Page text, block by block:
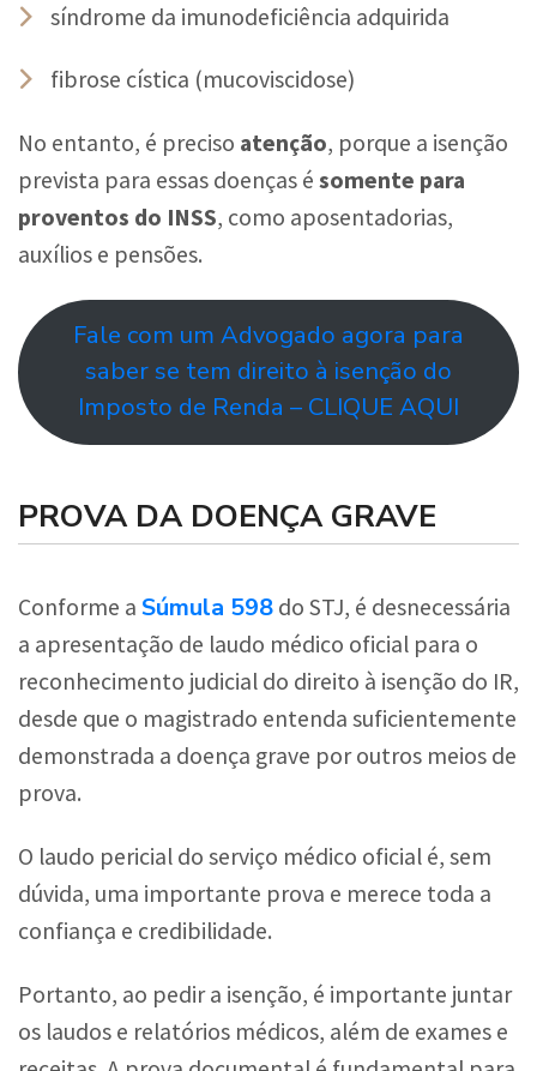
síndrome da imunodeficiência adquirida
fibrose cística (mucoviscidose)
No entanto, é preciso atenção, porque a isenção
prevista para essas doenças é somente para
proventos do INSS, como aposentadorias,
auxílios e pensões.
Fale com um Advogado agora para
saber se tem direito à isenção do
Imposto de Renda – CLIQUE AQUI
PROVA DA DOENÇA GRAVE
Conforme a Súmula 598 do STJ, é desnecessária
a apresentação de laudo médico oficial para o
reconhecimento judicial do direito à isenção do IR,
desde que o magistrado entenda suficientemente
demonstrada a doença grave por outros meios de
prova.
O laudo pericial do serviço médico oficial é, sem
dúvida, uma importante prova e merece toda a
confiança e credibilidade.
Portanto, ao pedir a isenção, é importante juntar
os laudos e relatórios médicos, além de exames e